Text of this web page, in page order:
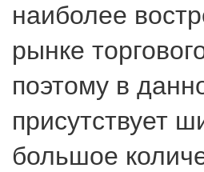
наиболее
рынке
поэтому в
присутствует
большое